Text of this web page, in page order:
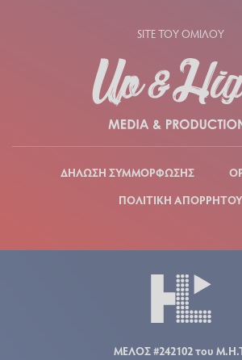
SITE ΤΟΥ ΟΜΙΛΟΥ
ΔΗΛΩΣΗ ΣΥΜΜΟΡΦΩΣΗΣ
ΠΟΛΙΤΙΚΗ ΑΠΟΡΡΗΤΟΥ
ΜΕΛΟΣ #242102 του